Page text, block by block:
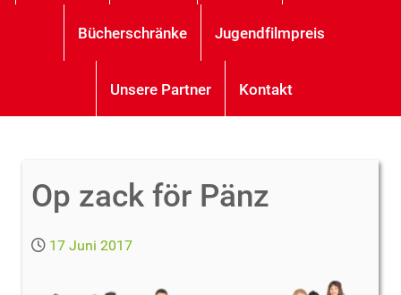
Bücherschränke Jugendfilmpreis
Unsere Partner Kontakt
Op zack för Pänz
17 Juni 2017